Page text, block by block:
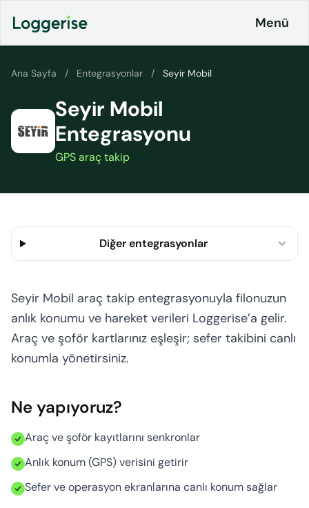
geç
Menü
Ürünlerimiz
Lojistik
Sürücü
Entegrasyonlar
Kurumsal
İletişim
CO2
Hesaplayıcı
Ana Sayfa / Entegrasyonlar / Seyir Mobil
Seyir Mobil
Entegrasyonu
GPS araç takip
Diğer entegrasyonlar
Seyir Mobil araç takip entegrasyonuyla filonuzun
anlık konumu ve hareket verileri Loggerise’a gelir.
Araç ve şoför kartlarınız eşleşir; sefer takibini canlı
konumla yönetirsiniz.
Ne yapıyoruz?
Araç ve şoför kayıtlarını senkronlar
Anlık konum (GPS) verisini getirir
Sefer ve operasyon ekranlarına canlı konum sağlar